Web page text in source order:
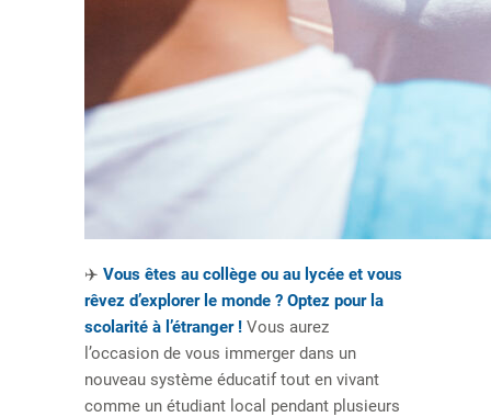
✈️ Vous êtes au collège ou au lycée et vous
rêvez d’explorer le monde ? Optez pour la
scolarité à l’étranger !Vous aurez
l’occasion de vous immerger dans un
nouveau système éducatif tout en vivant
comme un étudiant local pendant plusieurs